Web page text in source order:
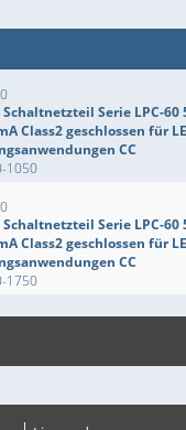
Serie LPC-60
Class2 geschlossen für
CC
1050
Serie LPC-60
Class2 geschlossen für
CC
1750